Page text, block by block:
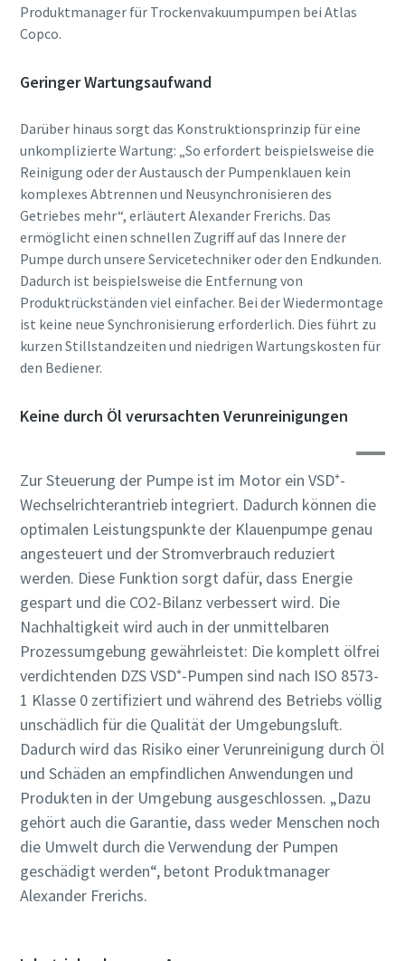
Produktmanager für Trockenvakuumpumpen bei Atlas
Copco.
Geringer Wartungsaufwand
Darüber hinaus sorgt das Konstruktionsprinzip für eine
unkomplizierte Wartung: „So erfordert beispielsweise die
Reinigung oder der Austausch der Pumpenklauen kein
komplexes Abtrennen und Neusynchronisieren des
Getriebes mehr“, erläutert Alexander Frerichs. Das
ermöglicht einen schnellen Zugriff auf das Innere der
Pumpe durch unsere Servicetechniker oder den Endkunden.
Dadurch ist beispielsweise die Entfernung von
Produktrückständen viel einfacher. Bei der Wiedermontage
ist keine neue Synchronisierung erforderlich. Dies führt zu
kurzen Stillstandzeiten und niedrigen Wartungskosten für
den Bediener.
Keine durch Öl verursachten Verunreinigungen
Zur Steuerung der Pumpe ist im Motor ein VSD⁺-
Wechselrichterantrieb integriert. Dadurch können die
optimalen Leistungspunkte der Klauenpumpe genau
angesteuert und der Stromverbrauch reduziert
werden. Diese Funktion sorgt dafür, dass Energie
gespart und die CO2-Bilanz verbessert wird. Die
Nachhaltigkeit wird auch in der unmittelbaren
Prozessumgebung gewährleistet: Die komplett ölfrei
verdichtenden DZS VSD⁺-Pumpen sind nach ISO 8573-
1 Klasse 0 zertifiziert und während des Betriebs völlig
unschädlich für die Qualität der Umgebungsluft.
Dadurch wird das Risiko einer Verunreinigung durch Öl
und Schäden an empfindlichen Anwendungen und
Produkten in der Umgebung ausgeschlossen. „Dazu
gehört auch die Garantie, dass weder Menschen noch
die Umwelt durch die Verwendung der Pumpen
geschädigt werden“, betont Produktmanager
Alexander Frerichs.
Ich habe die
Benachrichtigungen über
neue Produkte,
Veranstaltungen und
Sonderaktionen von Atlas
Copco Vacuum zu erhalten.
Senden
Anti-Roboter-Verifizierung
Hier klicken
FriendlyCaptcha ⇗
Ich habe die
Benachrichtigungen über
neue Produkte,
Veranstaltungen und
Sonderaktionen von Atlas
Copco Vacuum zu erhalten.
Senden
Anti-Roboter-Verifizierung
Hier klicken
FriendlyCaptcha ⇗
Ich habe die
Benachrichtigungen über
neue Produkte,
Veranstaltungen und
Sonderaktionen von Atlas
Copco Vacuum zu erhalten.
Senden
Anti-Roboter-Verifizierung
Hier klicken
FriendlyCaptcha ⇗